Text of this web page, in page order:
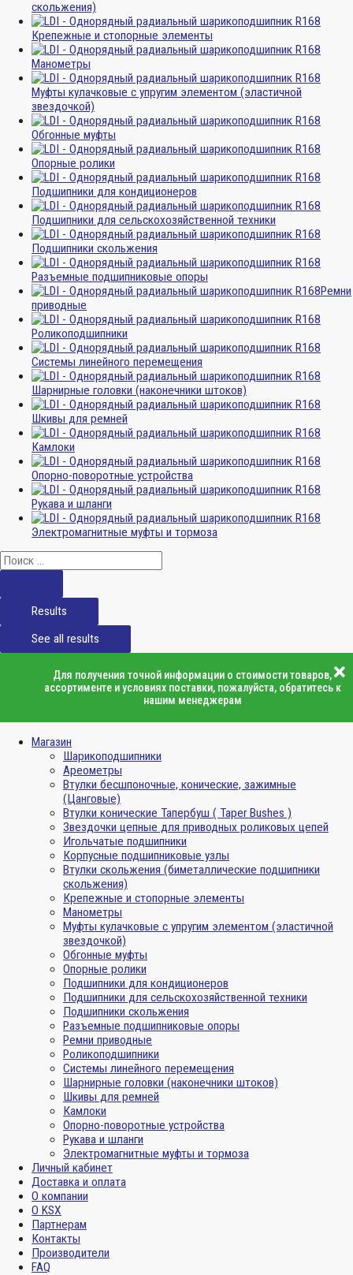
скольжения)
Крепежные и стопорные элементы
Манометры
Муфты кулачковые с упругим элементом (эластичной
звездочкой)
Обгонные муфты
Опорные ролики
Подшипники для кондиционеров
Подшипники для сельскохозяйственной техники
Подшипники скольжения
Разъемные подшипниковые опоры
Ремни
приводные
Роликоподшипники
Системы линейного перемещения
Шарнирные головки (наконечники штоков)
Шкивы для ремней
Камлоки
Опорно-поворотные устройства
Рукава и шланги
Электромагнитные муфты и тормоза
Results
See all results
Для получения точной информации о стоимости товаров,
ассортименте и условиях поставки, пожалуйста, обратитесь к
нашим менеджерам
Магазин
Шарикоподшипники
Ареометры
Втулки бесшпоночные, конические, зажимные
(Цанговые)
Втулки конические Тапербуш ( Taper Bushes )
Звездочки цепные для приводных роликовых цепей
Игольчатые подшипники
Корпусные подшипниковые узлы
Втулки скольжения (биметаллические подшипники
скольжения)
Крепежные и стопорные элементы
Манометры
Муфты кулачковые с упругим элементом (эластичной
звездочкой)
Обгонные муфты
Опорные ролики
Подшипники для кондиционеров
Подшипники для сельскохозяйственной техники
Подшипники скольжения
Разъемные подшипниковые опоры
Ремни приводные
Роликоподшипники
Системы линейного перемещения
Шарнирные головки (наконечники штоков)
Шкивы для ремней
Камлоки
Опорно-поворотные устройства
Рукава и шланги
Электромагнитные муфты и тормоза
Личный кабинет
Доставка и оплата
О компании
О KSX
Партнерам
Контакты
Производители
FAQ